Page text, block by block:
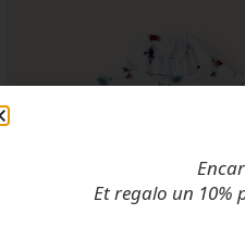
Et regalo un 10%